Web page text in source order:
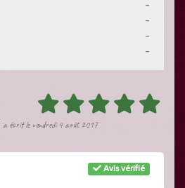
-
-
-
-
a écrit le vendredi 4 août 2017
Avis vérifié